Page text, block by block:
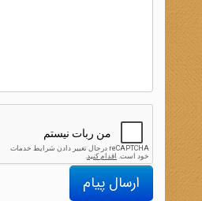
ارسال پیام